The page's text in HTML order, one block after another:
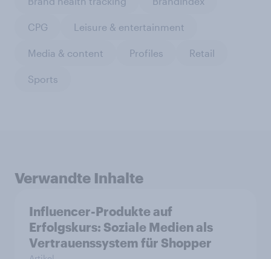
CPG Leisure & entertainment
Media & content Profiles Retail
Sports
Verwandte Inhalte
Influencer-Produkte auf
Erfolgskurs: Soziale Medien als
Vertrauenssystem für Shopper